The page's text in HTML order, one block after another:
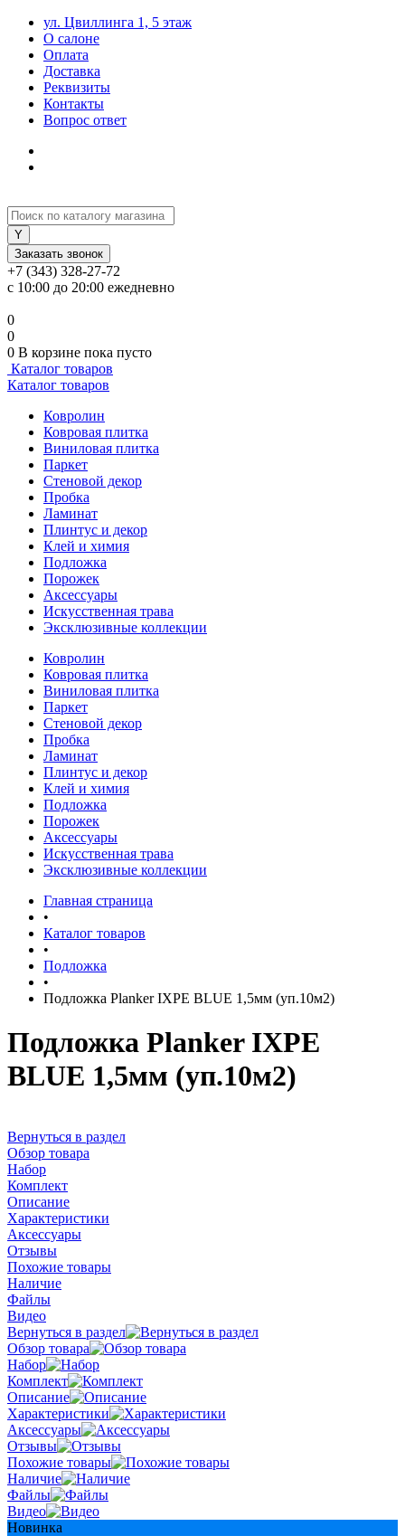
ул. Цвиллинга 1, 5 этаж
О салоне
Оплата
Доставка
Реквизиты
Контакты
Вопрос ответ
Заказать звонок
+7 (343) 328-27-72
с 10:00 до 20:00 ежедневно
0
0
0 В корзине пока пусто
Каталог товаров
Каталог товаров
Ковролин
Ковровая плитка
Виниловая плитка
Паркет
Стеновой декор
Пробка
Ламинат
Плинтус и декор
Клей и химия
Подложка
Порожек
Аксессуары
Искусственная трава
Эксклюзивные коллекции
Ковролин
Ковровая плитка
Виниловая плитка
Паркет
Стеновой декор
Пробка
Ламинат
Плинтус и декор
Клей и химия
Подложка
Порожек
Аксессуары
Искусственная трава
Эксклюзивные коллекции
Главная страница
•
Каталог товаров
•
Подложка
•
Подложка Planker IXPE BLUE 1,5мм (уп.10м2)
Подложка Planker IXPE
BLUE 1,5мм (уп.10м2)
Вернуться в раздел
Обзор товара
Набор
Комплект
Описание
Характеристики
Аксессуары
Отзывы
Похожие товары
Наличие
Файлы
Видео
Вернуться в раздел
Обзор товара
Набор
Комплект
Описание
Характеристики
Аксессуары
Отзывы
Похожие товары
Наличие
Файлы
Видео
Новинка